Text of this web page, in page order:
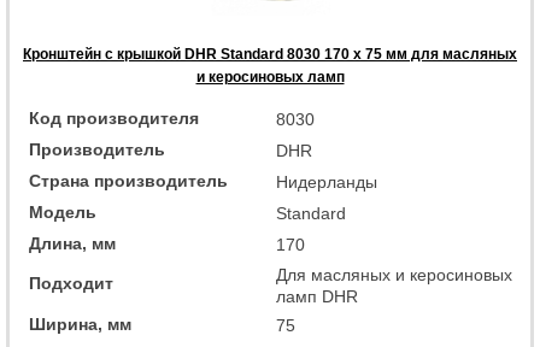
Кронштейн с крышкой DHR Standard 8030 170 x 75 мм для масляных
и керосиновых ламп
Код производителя
8030
Производитель
DHR
Страна производитель
Нидерланды
Модель
Standard
Длина, мм
170
Подходит
Для масляных и керосиновых
ламп DHR
Ширина, мм
75